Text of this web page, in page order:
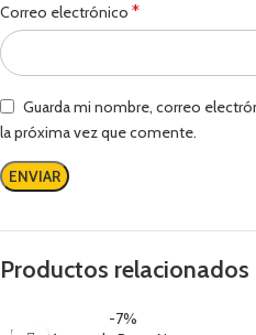
Correo electrónico *
Guarda mi nombre, correo
la próxima vez que comente.
Productos relacionados
-7%